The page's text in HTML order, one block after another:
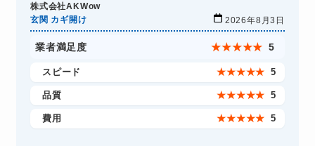
株式会社AKWow
玄関 カギ開け
2026年8月3日
業者満足度 ★★★★★ 5
スピード ★★★★★ 5
品質 ★★★★★ 5
費用 ★★★★★ 5